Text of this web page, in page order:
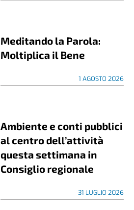
Meditando la Parola:
Moltiplica il Bene
1 AGOSTO 2026
Ambiente e conti pubblici
al centro dell’attività
questa settimana in
Consiglio regionale
31 LUGLIO 2026